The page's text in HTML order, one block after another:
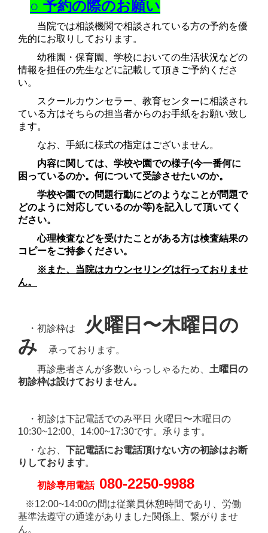
○ 予約の際のお願い
当院では相談機関で相談されている方の予約を優
先的にお取りしております。
幼稚園・保育園、学校においての生活状況などの
情報を担任の先生などに記載して頂きご予約くださ
い。
スクールカウンセラー、教育センターに相談され
ている方はそちらの担当者からのお手紙をお願い致し
ます。
なお、手紙に様式の指定はございません。
内容に関しては、 学校や園での様子(今一番何に
困っているのか。何について受診させたいのか。
学校や園での問題行動にどのようなことが問題で
どのように対応しているのか等)を記入して頂いてく
ださい。
心理検査などを受けたことがある方は検査結果の
コピーをご持参ください。
※また、当院はカウンセリングは行っておりませ
ん。
・初診枠は 火曜日〜木曜日の
み
承っております。
再診患者さんが多数いらっしゃるため、 土曜日の
初診枠は設けておりません。
・初診は下記電話でのみ平日 火曜日〜木曜日の
10:30~12:00、14:00~17:30です。 承ります。
・なお、 下記電話にお電話頂けない方の初診はお断
りしております。
初診専用電話 080-2250-9988
※12:00~14:00の間は従業員休憩時間であり、 労働
基準法遵守の通達がありました関係上、繋がりませ
ん。